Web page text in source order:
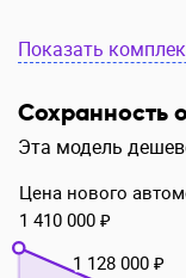
Показать
Сохранность
Эта модель
Цена нового
1 410 000 ₽
1 128 000 ₽